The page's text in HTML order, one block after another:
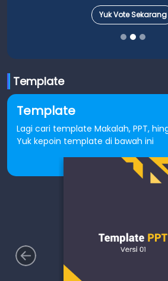
Yuk Vote Sekarang
Template
Template
Lagi cari template Makalah, PPT,
Yuk kepoin template di bawah ini